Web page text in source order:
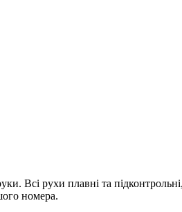
Всі рухи плавні та
номера.